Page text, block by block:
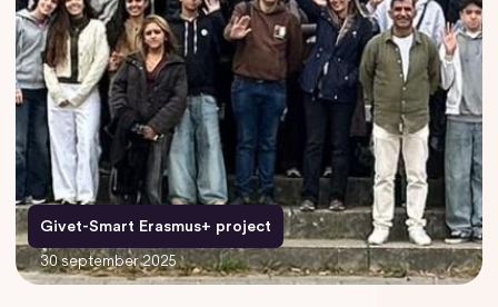
Givet-Smart Erasmus+ project
30 september 2025